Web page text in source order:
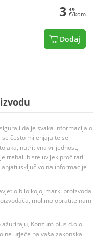
3 49
€/kom
Dodaj
da je svaka informacija o
često mijenjaju te se
nutritivna vrijednost,
trebali biste uvijek pročitati
isključivo na informacije
o bilo kojoj marki proizvoda
molimo obratite nam
Konzum plus d.o.o.
ne utječe na vaša zakonska